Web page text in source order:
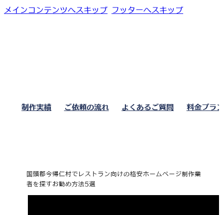
メインコンテンツへスキップ フッターへスキップ
制作実績 ご依頼の流れ よくあるご質問 料金プラ
国頭郡今帰仁村でレストラン向けの格安ホームページ制作業
者を探すお勧め方法5選